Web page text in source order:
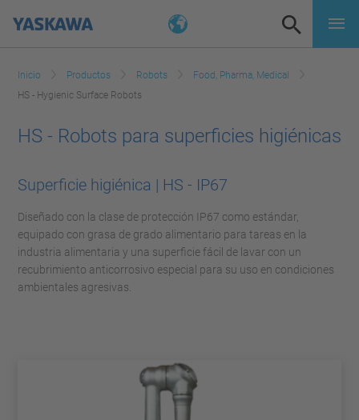
Inicio Productos Robots
Food, Pharma, Medical
HS - Hygienic Surface Robots
HS - Robots para superficies higiénicas
Superficie higiénica | HS - IP67
Diseñado con la clase de protección IP67 como estándar,
equipado con grasa de grado alimentario para tareas en la
industria alimentaria y una superficie fácil de lavar con un
recubrimiento anticorrosivo especial para su uso en condiciones
ambientales agresivas.